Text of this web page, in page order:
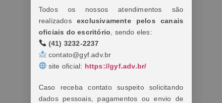
Todos os nossos atendimentos são
realizados exclusivamente pelos canais
oficiais do escritório , sendo eles:
(41) 3232-2237
contato@gyf.adv.br
site oficial: https://gyf.adv.br/
Caso receba contato suspeito solicitando
dados pessoais, pagamentos ou envio de